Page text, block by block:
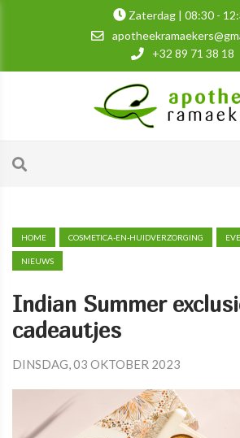
Zaterdag | 08:30 -
+32 89 71 38 18
HOME COSMETICA-EN-HUIDVERZORGING
NIEUWS
Indian Summer
cadeautjes
DINSDAG, 03 OKTOBER 2023